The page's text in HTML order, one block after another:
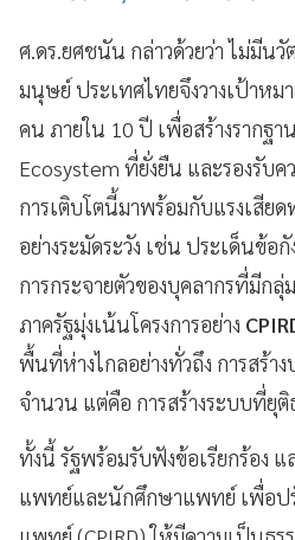
ศ.ดร.ยศชนัน กล่าวด้วยว่า ไม่มีน
มนุษย์ ประเทศไทยจึงวางเป้าห
คน ภายใน 10 ปี เพื่อสร้างรากฐา
Ecosystem ที่ยั่งยืน และรองรับค
การเติบโตนี้มาพร้อมกับแรงเสีย
อย่างระมัดระวัง เช่น ประเด็นข้อ
การกระจายตัวของบุคลากรที่มีก
ภาครัฐมุ่งเน้นโครงการอย่าง
พื้นที่ห่างไกลอย่างทั่วถึง การสร้า
จำนวน แต่คือ การสร้างระบบที่ยุติ
ทั้งนี้ รัฐพร้อมรับฟังข้อเรียกร้อง
แพทย์และนักศึกษาแพทย์ เพื่อปรั